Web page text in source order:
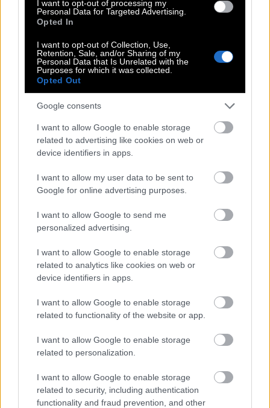
I want to opt-out of processing my
Personal Data for Targeted Advertising.
Opted In
I want to opt-out of Collection, Use,
Retention, Sale, and/or Sharing of my
Personal Data that Is Unrelated with the
Purposes for which it was collected.
Opted Out
Google consents
I want to allow Google to enable storage
related to advertising like cookies on web or
device identifiers in apps.
I want to allow my user data to be sent to
Google for online advertising purposes.
I want to allow Google to send me
personalized advertising.
I want to allow Google to enable storage
related to analytics like cookies on web or
device identifiers in apps.
I want to allow Google to enable storage
related to functionality of the website or app.
I want to allow Google to enable storage
related to personalization.
I want to allow Google to enable storage
related to security, including authentication
functionality and fraud prevention, and other
Η -επί δεκαετίες- σύντροφός του,
Μεϊτέ – Πεϊνό
Η Γαλλικής και Βασκικής καταγωγής Μαρί-Τερέζ
φοιτητικά τους χρόνια, στο ταραγμένο Παρίσι των
60s. Μαζί πήραν την απόφαση να εγκατασταθούν
περίπου 30 χρόνια ζούσαν μαζί, μοιράζοντας τον
και τη «ροζ βίλα» στους Λειψούς.
Έπειτα από τη σύλληψη του Γιωτόπουλου, η Πεϊνό
έδωσε καταθέσεις στις Αρχές υποστηρίζοντας πως
δεν είχε καμία ιδέα για τη διπλή ζωή του
συντρόφου της. Στη δίκη, υποστήριξε πως γνώριζε
τον Γιωτόπουλο με το ψεύτικό του όνομα,
σύντροφός της εκείνος που την είχε πείσει πως
αντιδικτατορικής του δράσης και επειδή δεν είχε
υπηρετήσει στον ελληνικό στρατό.